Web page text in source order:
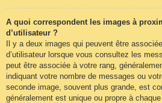
A quoi correspondent les images à
d’utilisateur ?
Il y a deux images qui peuvent être
d’utilisateur lorsque vous consultez les
peut être associée à votre rang,
indiquant votre nombre de messages ou
seconde image, souvent plus grande, est
généralement est unique ou propre à chaque